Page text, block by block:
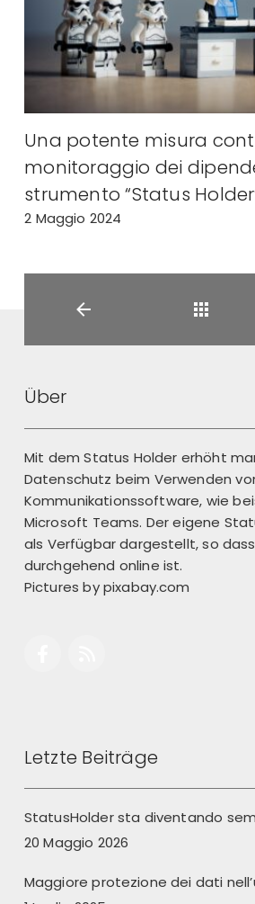
Una potente misura
monitoraggio dei
strumento “Status
2 Maggio 2024
Über
Mit dem Status Holder erhöht
Datenschutz beim Verwenden
Kommunikationssoftware, wie
Microsoft Teams. Der eigene
als Verfügbar dargestellt, so
durchgehend online ist.
Pictures bypixabay.com
Letzte Beiträge
StatusHolder sta diventando
20 Maggio 2026
Maggiore protezione dei dati